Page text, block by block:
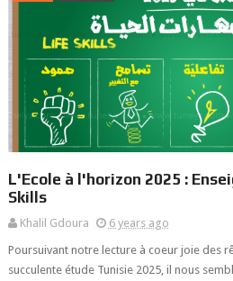
L'Ecole à l'horizon 2025 :
Skills
Khalil Gdoura
6 years ago
Poursuivant notre lecture à coeur joie des
succulente étude Tunisie 2025, il nous